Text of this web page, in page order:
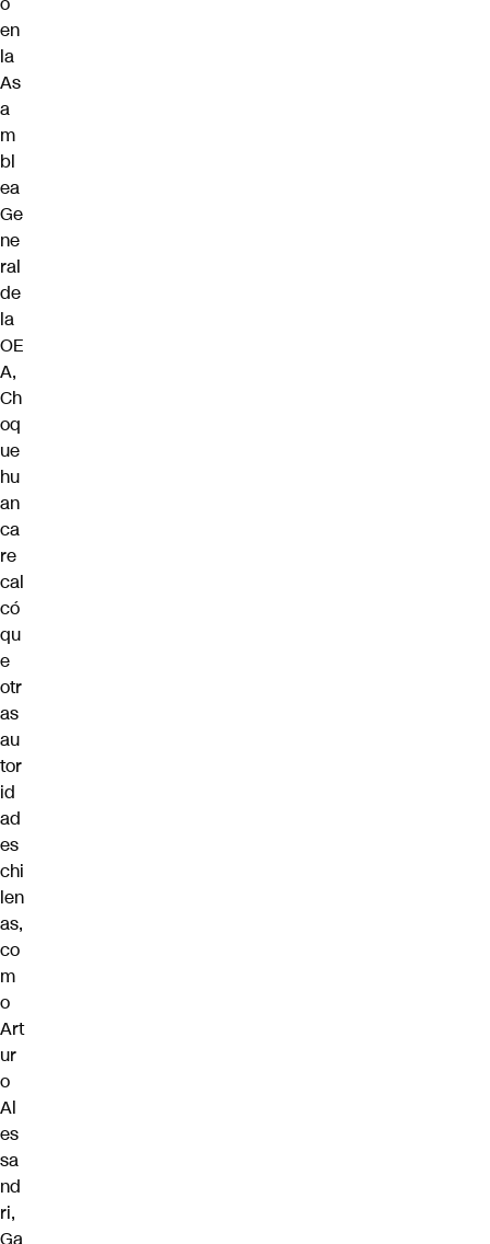
en
la
As
a
m
bl
ea
Ge
ne
ral
de
la
OE
A,
Ch
oq
ue
hu
an
ca
re
cal
có
qu
e
otr
as
au
tor
id
ad
es
chi
len
as,
co
m
o
Art
ur
o
Al
es
sa
nd
ri,
Ga